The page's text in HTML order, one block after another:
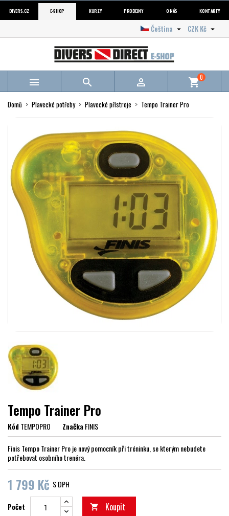
DIVERS.CZ E-SHOP KURZY PRODEJNY O NÁS KONTAKTY
CZK Kč 
Čeština 
   shopping_cart0
Domů Plavecké potřeby Plavecké přístroje Tempo Trainer Pro
Tempo Trainer Pro
KódTEMPOPRO ZnačkaFINIS
Finis Tempo Trainer Pro je nový pomocník při tréninku, se kterým nebudete
potřebovat osobního trenéra.
1 799 Kč S DPH
Počet  Koupit